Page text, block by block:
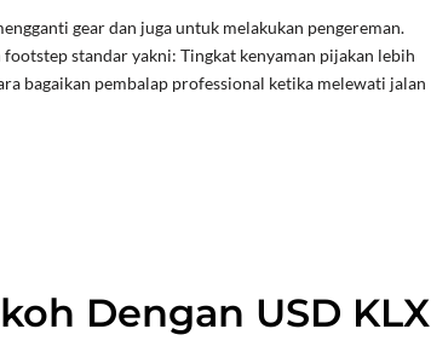
gear dan juga untuk melakukan pengereman.
standar yakni: Tingkat kenyaman pijakan lebih
bagaikan pembalap professional ketika melewati jalan
Dengan USD KLX